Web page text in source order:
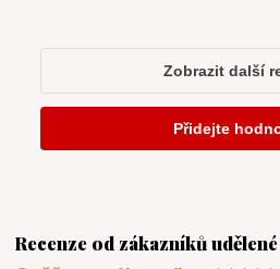
Recenze od zákazníků